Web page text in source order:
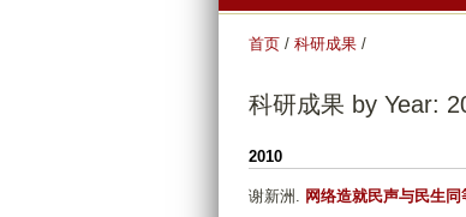
首页 / 科研成果 /
科研成果 by Year:
2010
谢新洲 . 网络造就民声与民生同